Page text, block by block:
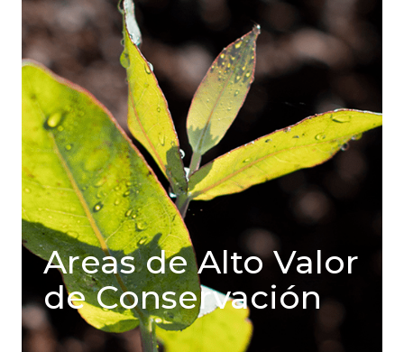
Areas de Alto Valor
de Conservación